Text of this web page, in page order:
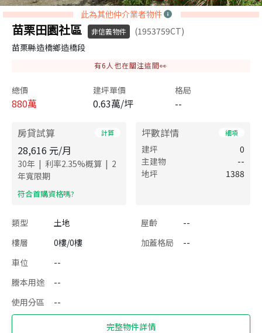
此為其他仲介業者物件
苗栗田園社區 非信義物件
(1953759CT)
苗栗縣造橋鄉造橋段
有6 人也在關注這間👀
總價
880萬
建坪單價
0.63萬/坪
格局
--
房貸試算 計算
28,616 元/月
30年 | 利率2.35%概算 | 2
年寬限期
​符合首購資格嗎?
坪數詳情 細項
建坪
0
主建物
--
地坪
1388
類型 土地 屋齡
--
樓層
0樓/0樓 加蓋格局
--
車位
--
謄本用途
--
使用分區
--
完整物件詳情